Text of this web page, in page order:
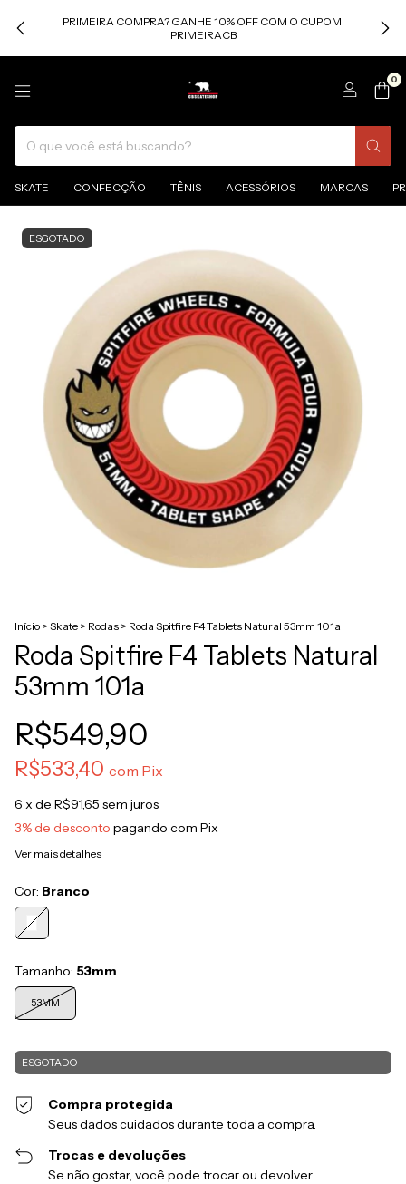
PRIMEIRA COMPRA? GANHE 10% OFF COM O CUPOM:
PRIMEIRACB
0
SKATE CONFECÇÃO TÊNIS ACESSÓRIOS MARCAS
ESGOTADO
Início > Skate > Rodas > Roda Spitfire F4 Tablets Natural 53mm 101a
Roda Spitfire F4 Tablets Natural
53mm 101a
R$549,90
R$533,40 com Pix
6 x de R$91,65 sem juros
3% de desconto pagando com Pix
Ver mais detalhes
Cor: Branco
Tamanho: 53mm
53MM
Compra protegida
Seus dados cuidados durante toda a compra.
Trocas e devoluções
Se não gostar, você pode trocar ou devolver.